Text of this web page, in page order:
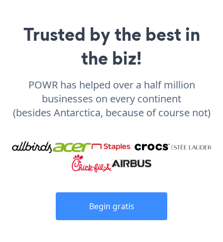
Trusted by the best in
the biz!
POWR has helped over a half million
businesses on every continent
(besides Antarctica, because of course not)
Begin gratis